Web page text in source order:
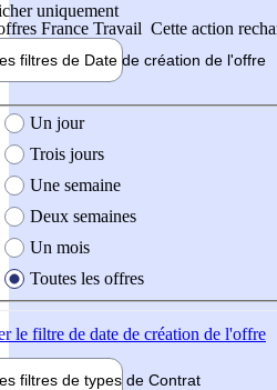
uniquement
France Travail Cette action
filtres de Date de création de l'offre
création de l'offre
Un jour
Trois jours
Une semaine
Deux semaines
Un mois
Toutes les offres
le filtre de date de création de l'offre
filtres de types de Contrat